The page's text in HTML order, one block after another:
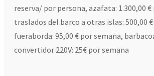
reserva/ por persona, azafata: 1.300,00
traslados del barco a otras islas: 500,00
fueraborda: 95,00 € por semana,
convertidor 220V: 25€ por semana